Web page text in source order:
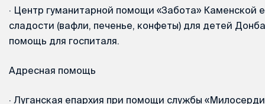
· Центр гуманитарной помощи «Забота» Каменской
сладости (вафли, печенье, конфеты) для детей
помощь для госпиталя.
Адресная помощь
· Луганская епархия при помощи службы